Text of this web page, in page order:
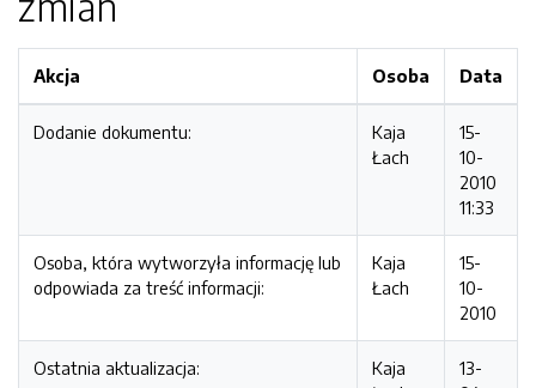
Akcja Osoba Data
Dodanie dokumentu:
Kaja
Łach
15-
10-
2010
11:33
Osoba, która wytworzyła informację lub
odpowiada za treść informacji:
Kaja
Łach
15-
10-
2010
Ostatnia aktualizacja:
Kaja
13-